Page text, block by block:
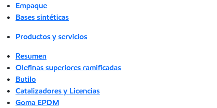
Empaque
Bases sintéticas
Productos y servicios
Resumen
Olefinas superiores ramificadas
Butilo
Catalizadores y Licencias
Goma EPDM